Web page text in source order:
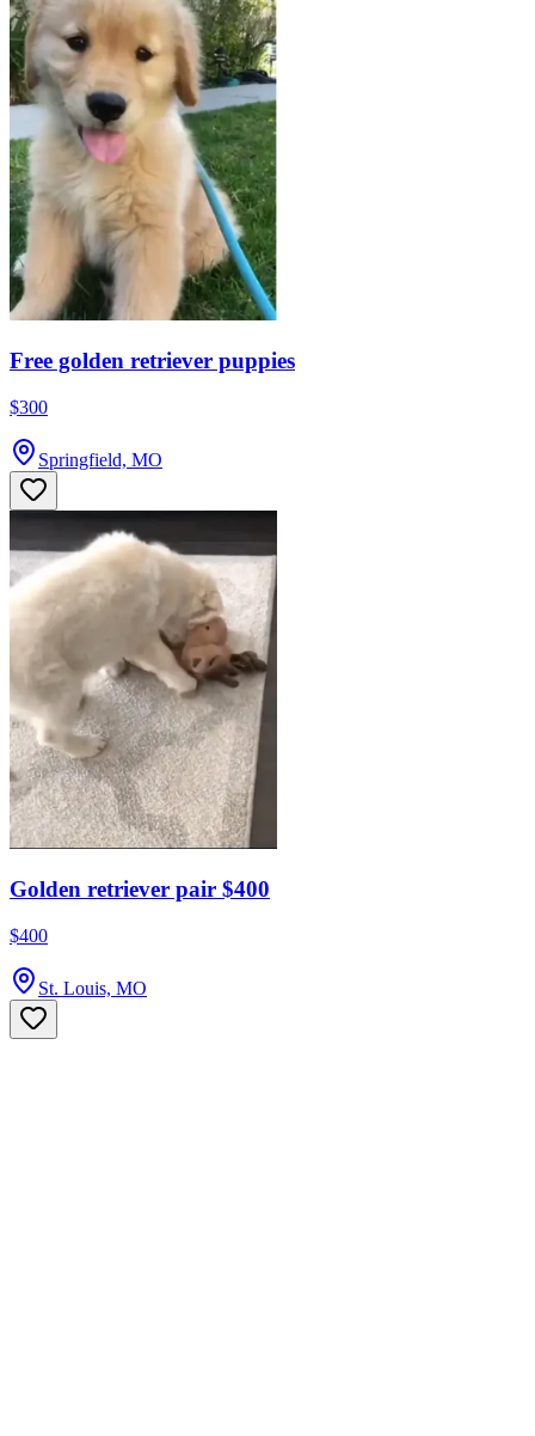
Free golden retriever puppies
$300
Springfield, MO
Golden retriever pair $400
$400
St. Louis, MO